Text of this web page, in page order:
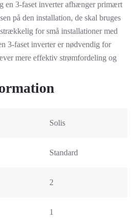
en 3-faset inverter afhænger primært
på den installation, de skal bruges
for små installationer med
3-faset inverter er nødvendig for
mere effektiv strømfordeling og
Solis
Standard
2
1